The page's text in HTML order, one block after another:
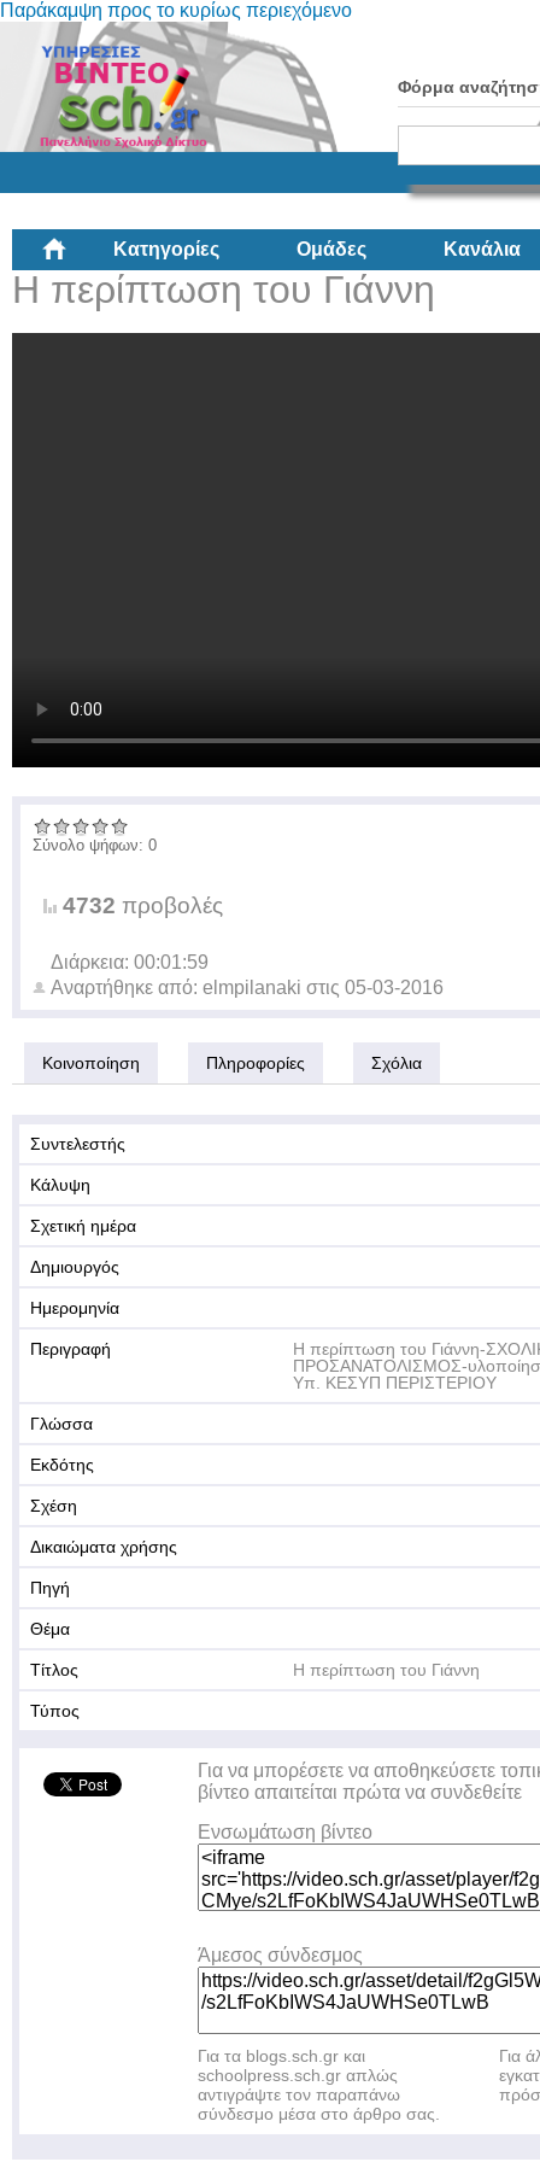
Παράκαμψη προς το κυρίως περιεχόμενο
Φόρμα
Κατηγορίες Ομάδες Κανάλια
Η περίπτωση του Γιάννη
Σύνολο ψήφων: 0
4732 προβολές
Διάρκεια: 00:01:59
Αναρτήθηκε από: elmpilanaki στις 05-03-2016
Κοινοποίηση Πληροφορίες Σχόλια
Συντελεστής
Κάλυψη
Σχετική ημέρα
Δημιουργός
Ημερομηνία
Περιγραφή
Η περίπτωση του Γιάννη-
ΠΡΟΣΑΝΑΤΟΛΙΣΜΟΣ-
Υπ. ΚΕΣΥΠ ΠΕΡΙΣΤΕΡΙΟΥ
Γλώσσα
Εκδότης
Σχέση
Δικαιώματα χρήσης
Πηγή
Θέμα
Τίτλος Η περίπτωση του Γιάννη
Τύπος
Για να μπορέσετε να αποθηκεύσετε
βίντεο απαιτείται πρώτα να συνδεθείτε
Ενσωμάτωση βίντεο
Άμεσος σύνδεσμος
Για τα blogs.sch.gr και
schoolpress.sch.gr απλώς
αντιγράψτε τον παραπάνω
σύνδεσμο μέσα στο άρθρο σας.
Για